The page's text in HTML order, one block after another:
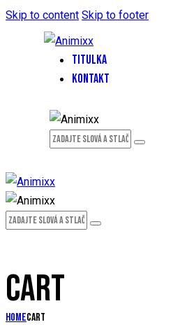
Skip to content Skip to footer
TITULKA
KONTAKT
CART
HomeCart